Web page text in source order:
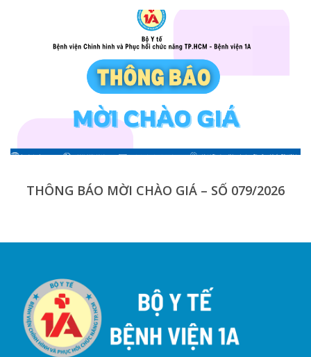
THÔNG BÁO MỜI CHÀO GIÁ – SỐ 079/2026